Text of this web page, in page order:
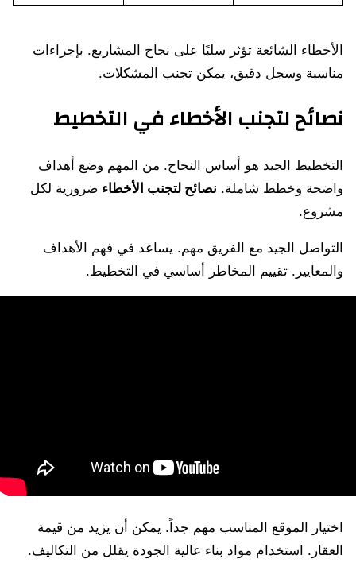
الأخطاء الشائعة تؤثر سلبًا على نجاح المشاريع. بإجراءات
مناسبة وسجل دقيق، يمكن تجنب المشكلات.
نصائح لتجنب الأخطاء في التخطيط
التخطيط الجيد هو أساس النجاح. من المهم وضع أهداف
واضحة وخطط شاملة. نصائح لتجنب الأخطاء ضرورية لكل
مشروع.
التواصل الجيد مع الفريق مهم. يساعد في فهم الأهداف
والمعايير. تقييم المخاطر أساسي في التخطيط.
اختيار الموقع المناسب مهم جداً. يمكن أن يزيد من قيمة
العقار. استخدام مواد بناء عالية الجودة يقلل من التكاليف.